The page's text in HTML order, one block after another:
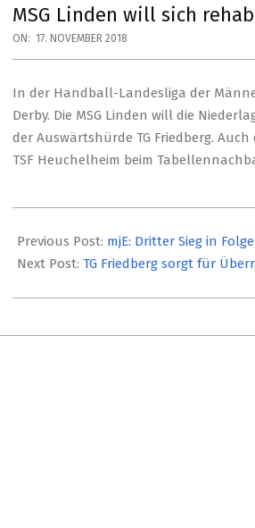
MSG Linden will sich
ON: 17. NOVEMBER 2018
In der Handball-Landesliga der
Derby. Die MSG Linden will die
der Auswärtshürde TG Friedberg.
TSF Heuchelheim beim
11-
17
Previous Post: mjE: Dritter Sieg in
Next Post: TG Friedberg sorgt für